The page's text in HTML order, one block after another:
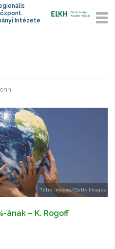
Intézete
Tetra Images/Getty Images
ának – K. Rogoff